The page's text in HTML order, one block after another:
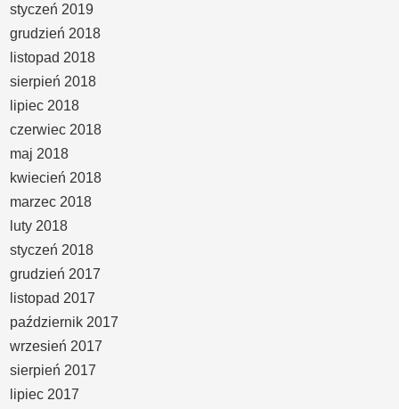
styczeń 2019
grudzień 2018
listopad 2018
sierpień 2018
lipiec 2018
czerwiec 2018
maj 2018
kwiecień 2018
marzec 2018
luty 2018
styczeń 2018
grudzień 2017
listopad 2017
październik 2017
wrzesień 2017
sierpień 2017
lipiec 2017